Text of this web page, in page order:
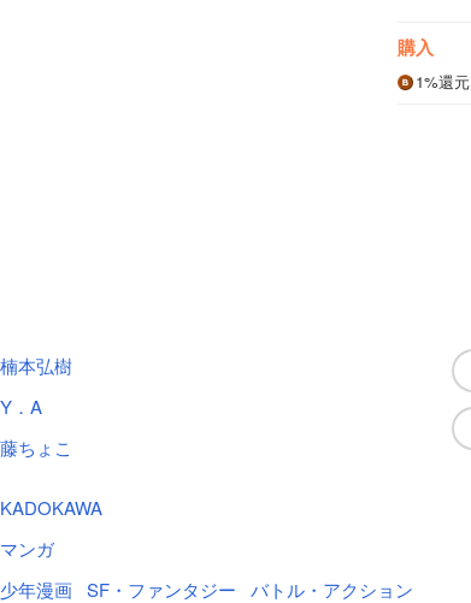
購入
1%還元
楠本弘樹
Y．A
藤ちょこ
KADOKAWA
マンガ
少年漫画 SF・ファンタジー
バトル・アクション